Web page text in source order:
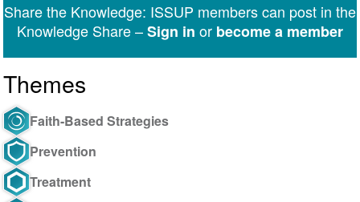
Messenger
Share the Knowledge: ISSUP members can post in the
Knowledge Share –Sign in or become a member
Themes
Faith-Based Strategies
Prevention
Treatment